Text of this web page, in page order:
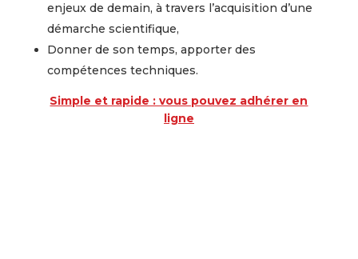
enjeux de demain, à travers l’acquisition d’une
démarche scientifique,
Donner de son temps, apporter des
compétences techniques.
Simple et rapide : vous pouvez adhérer en
ligne